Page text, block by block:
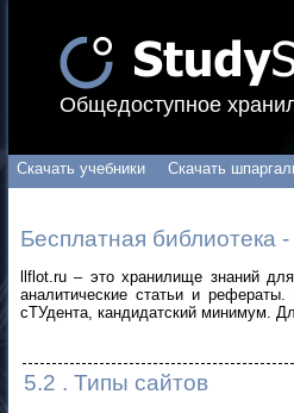
Общедоступное
Скачать учебники Скачать
Бесплатная библиотека
llflot.ru – это хранилище знаний
аналитические статьи и
сТУдента, кандидатский минимум.
5.2 . Типы сайтов